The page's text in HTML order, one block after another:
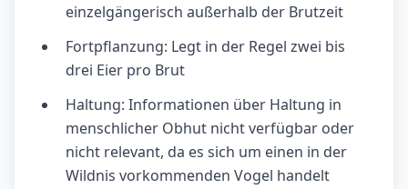
einzelgängerisch außerhalb der Brutzeit
Fortpflanzung: Legt in der Regel zwei bis
drei Eier pro Brut
Haltung: Informationen über Haltung in
menschlicher Obhut nicht verfügbar oder
nicht relevant, da es sich um einen in der
Wildnis vorkommenden Vogel handelt